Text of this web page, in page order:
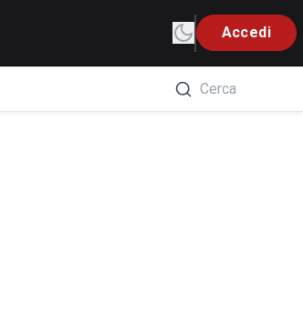
Accedi